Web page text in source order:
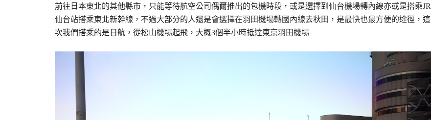
前往日本東北的其他縣市，只能等待航空公司偶爾推出的包機時段，或是選擇到仙台機場轉內線亦或是搭乘JR
仙台站搭乘東北新幹線，不過大部分的人還是會選擇在羽田機場轉國內線去秋田，是最快也最方便的途徑，這
次我們搭乘的是日航，從松山機場起飛，大概3個半小時抵達東京羽田機場